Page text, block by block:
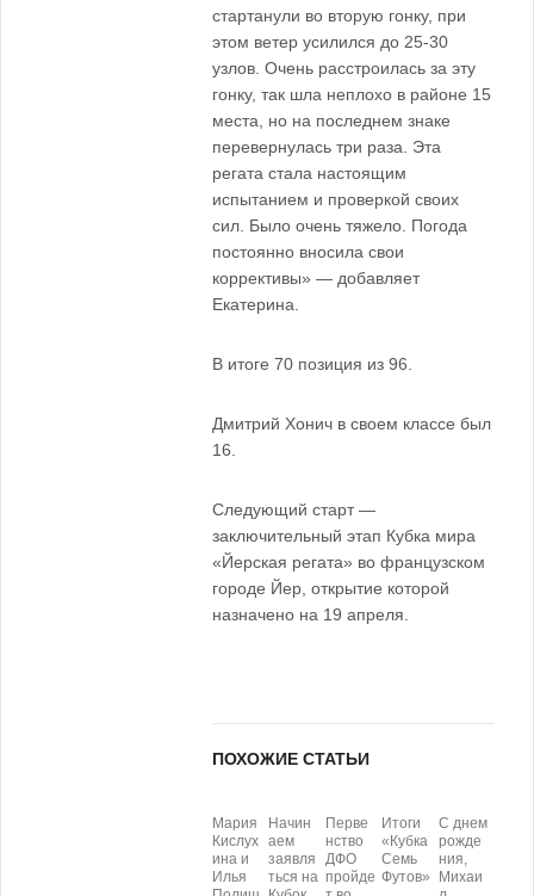
стартанули во вторую гонку, при
этом ветер усилился до 25-30
узлов. Очень расстроилась за эту
гонку, так шла неплохо в районе 15
места, но на последнем знаке
перевернулась три раза. Эта
регата стала настоящим
испытанием и проверкой своих
сил. Было очень тяжело. Погода
постоянно вносила свои
коррективы» — добавляет
Екатерина.
В итоге 70 позиция из 96.
Дмитрий Хонич в своем классе был
16.
Следующий старт —
заключительный этап Кубка мира
«Йерская регата» во французском
городе Йер, открытие которой
назначено на 19 апреля.
ПОХОЖИЕ СТАТЬИ
Мария
Кислух
ина и
Илья
Начин
аем
заявля
ться на
Перве
нство
ДФО
пройде
Итоги
«Кубка
Семь
Футов»
С днем
рожде
ния,
Михаи